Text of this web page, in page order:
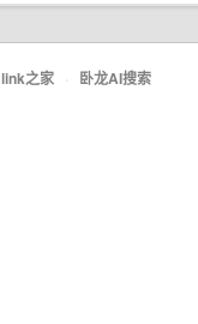
link之家 · 卧龙AI搜索